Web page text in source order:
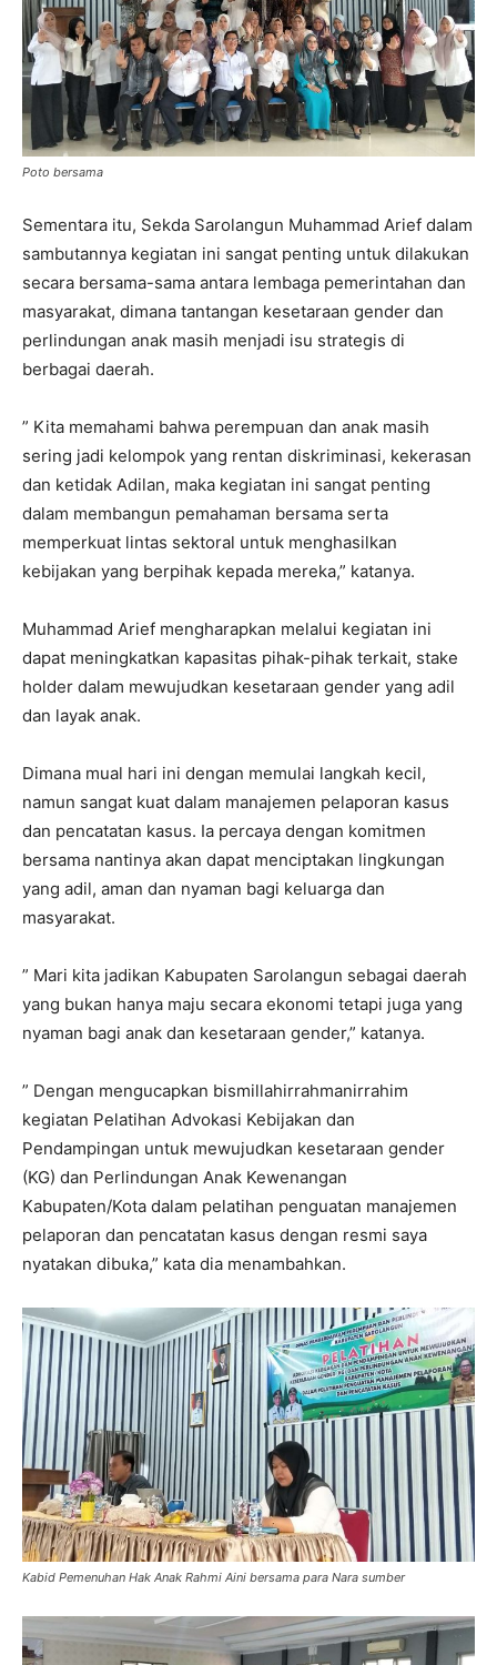
Poto bersama
Sementara itu, Sekda Sarolangun Muhammad Arief dalam
sambutannya kegiatan ini sangat penting untuk dilakukan
secara bersama-sama antara lembaga pemerintahan dan
masyarakat, dimana tantangan kesetaraan gender dan
perlindungan anak masih menjadi isu strategis di
berbagai daerah.
” Kita memahami bahwa perempuan dan anak masih
sering jadi kelompok yang rentan diskriminasi, kekerasan
dan ketidak Adilan, maka kegiatan ini sangat penting
dalam membangun pemahaman bersama serta
memperkuat lintas sektoral untuk menghasilkan
kebijakan yang berpihak kepada mereka,” katanya.
Muhammad Arief mengharapkan melalui kegiatan ini
dapat meningkatkan kapasitas pihak-pihak terkait, stake
holder dalam mewujudkan kesetaraan gender yang adil
dan layak anak.
Dimana mual hari ini dengan memulai langkah kecil,
namun sangat kuat dalam manajemen pelaporan kasus
dan pencatatan kasus. Ia percaya dengan komitmen
bersama nantinya akan dapat menciptakan lingkungan
yang adil, aman dan nyaman bagi keluarga dan
masyarakat.
” Mari kita jadikan Kabupaten Sarolangun sebagai daerah
yang bukan hanya maju secara ekonomi tetapi juga yang
nyaman bagi anak dan kesetaraan gender,” katanya.
” Dengan mengucapkan bismillahirrahmanirrahim
kegiatan Pelatihan Advokasi Kebijakan dan
Pendampingan untuk mewujudkan kesetaraan gender
(KG) dan Perlindungan Anak Kewenangan
Kabupaten/Kota dalam pelatihan penguatan manajemen
pelaporan dan pencatatan kasus dengan resmi saya
nyatakan dibuka,” kata dia menambahkan.
Kabid Pemenuhan Hak Anak Rahmi Aini bersama para Nara sumber